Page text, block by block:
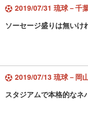
2019/07/31 琉球－千
ソーセージ盛りは無い
2019/07/13 琉球－岡
スタジアムで本格的なネ